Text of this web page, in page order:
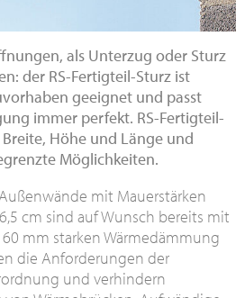
als Unterzug oder Sturz
der RS-Fertigteil-Sturz ist
geeignet und passt
immer perfekt. RS-Fertigteil-
Höhe und Länge und
Möglichkeiten.
mit Mauerstärken
cm sind auf Wunsch bereits mit
mm starken Wärmedämmung
die Anforderungen der
und verhindern